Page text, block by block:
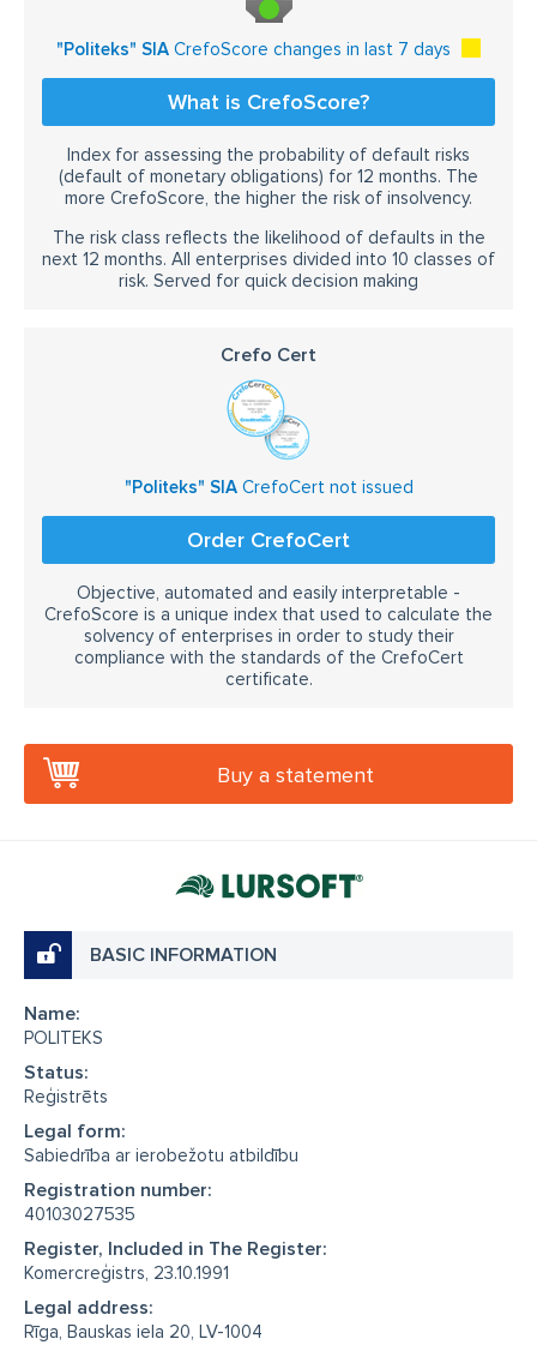
"Politeks" SIA CrefoScore changes in last 7 days
What is CrefoScore?
Index for assessing the probability of default risks
(default of monetary obligations) for 12 months. The
more CrefoScore, the higher the risk of insolvency.
The risk class reflects the likelihood of defaults in the
next 12 months. All enterprises divided into 10 classes of
risk. Served for quick decision making
Crefo Cert
"Politeks" SIACrefoCert not issued
Order CrefoCert
Objective, automated and easily interpretable -
CrefoScore is a unique index that used to calculate the
solvency of enterprises in order to study their
compliance with the standards of the CrefoCert
certificate.
Buy a statement
BASIC INFORMATION
Name:
POLITEKS
Status:
Reģistrēts
Legal form:
Sabiedrība ar ierobežotu atbildību
Registration number:
40103027535
Register, Included in The Register:
Komercreģistrs, 23.10.1991
Legal address:
Rīga, Bauskas iela 20, LV-1004